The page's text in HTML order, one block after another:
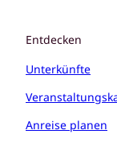
Entdecken
Unterkünfte
Anreise planen